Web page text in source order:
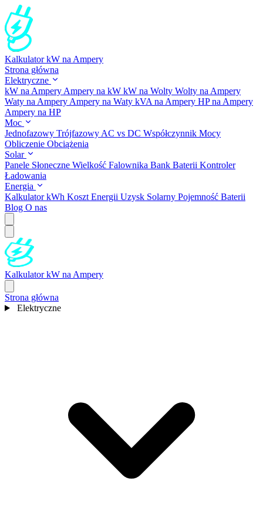
Kalkulator kW na Ampery
Strona główna
Elektryczne
kW na Ampery Ampery na kW kW na Wolty Wolty na Ampery
Waty na Ampery Ampery na Waty kVA na Ampery HP na Ampery
Ampery na HP
Moc
Jednofazowy Trójfazowy AC vs DC Współczynnik Mocy
Obliczenie Obciążenia
Solar
Panele Słoneczne Wielkość Falownika Bank Baterii Kontroler
Ładowania
Energia
Kalkulator kWh Koszt Energii Uzysk Solarny Pojemność Baterii
Blog O nas
Kalkulator kW na Ampery
Strona główna
Elektryczne